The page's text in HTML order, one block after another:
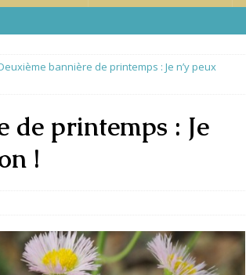
bannière de printemps : Je n’y peux
de printemps : Je
!